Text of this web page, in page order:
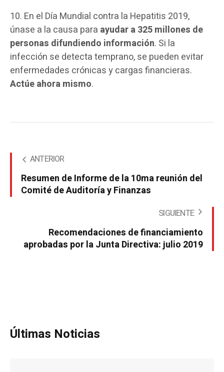
10. En el Día Mundial contra la Hepatitis 2019,
únase a la causa para ayudar a 325 millones de
personas difundiendo información. Si la
infección se detecta temprano, se pueden evitar
enfermedades crónicas y cargas financieras.
Actúe ahora mismo.
ANTERIOR
Resumen de Informe de la 10ma reunión del
Comité de Auditoría y Finanzas
SIGUIENTE
Recomendaciones de financiamiento
aprobadas por la Junta Directiva: julio 2019
Últimas Noticias